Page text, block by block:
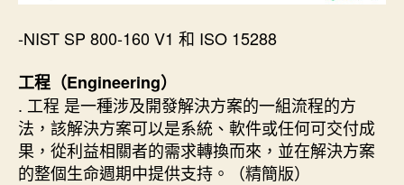
-NIST SP 800-160 V1 和 ISO 15288
工程（Engineering）
. 工程 是一種涉及開發解決方案的一組流程的方
法，該解決方案可以是系統、軟件或任何可交付成
果，從利益相關者的需求轉換而來，並在解決方案
的整個生命週期中提供支持。（精簡版）